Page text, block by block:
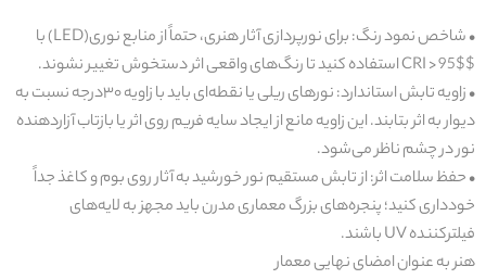
•شاخص نمود رنگ:برای نورپردازی آثار هنری، حتماً از منابع نوری(LED)
با
$CRI > 95$
استفاده کنید تا رنگ‌های واقعی اثر دستخوش تغییر نشوند.
•زاویه تابش استاندارد:نورهای ریلی یا نقطه‌ایباید با زاویه۳۰درجهنسبت به
دیوار به اثر بتابند. این زاویه مانع از ایجاد سایه فریم روی اثر یا بازتاب آزاردهنده
نوردر چشم ناظر می‌شود.
•حفظ سلامت اثر:از تابش مستقیم نور خورشیدبه آثار روی بوم و کاغذ جداً
خودداری کنید؛ پنجره‌های بزرگ معماری مدرن باید مجهز به لایه‌های
فیلترکننده
باشند.
هنر به عنوان امضای نهایی معمار